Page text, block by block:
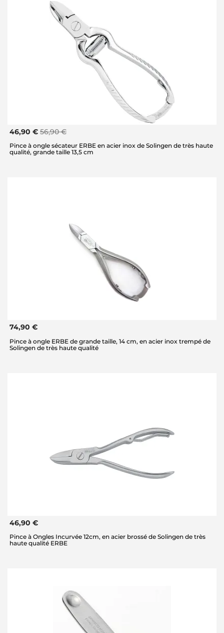
46,90 € 56,90 €
Pince à ongle sécateur ERBE en acier inox de Solingen de très haute
qualité, grande taille 13,5 cm
74,90 €
Pince à ongle ERBE de grande taille, 14 cm, en acier inox trempé de
Solingen de très haute qualité
46,90 €
Pince à Ongles Incurvée 12cm, en acier brossé de Solingen de très
haute qualité ERBE